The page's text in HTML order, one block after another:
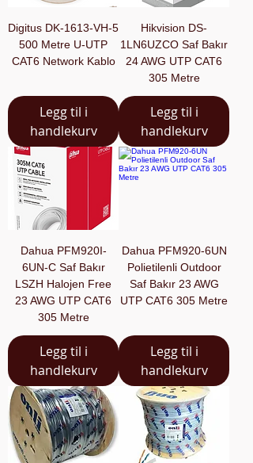
Digitus DK-1613-VH-5
500 Metre U-UTP
CAT6 Network Kablo
Legg til i
handlekurv
Hikvision DS-
1LN6UZCO Saf Bakır
24 AWG UTP CAT6
305 Metre
Legg til i
handlekurv
Dahua PFM920I-
6UN-C Saf Bakır
LSZH Halojen Free
23 AWG UTP CAT6
305 Metre
Legg til i
handlekurv
Dahua PFM920-6UN
Polietilenli Outdoor
Saf Bakır 23 AWG
UTP CAT6 305 Metre
Legg til i
handlekurv